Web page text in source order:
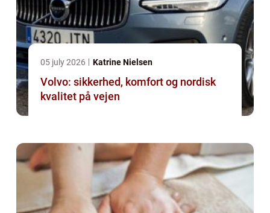
05 july 2026 Katrine Nielsen
Volvo: sikkerhed, komfort og nordisk
kvalitet på vejen